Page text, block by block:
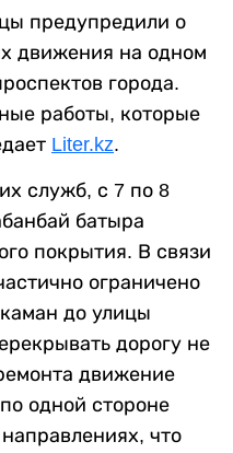
предупредили о
движения на одном
города.
работы, которые
Liter.kz.
служб, с 7 по 8
батыра
покрытия. В связи
ограничено
до улицы
дорогу не
движение
одной стороне
что